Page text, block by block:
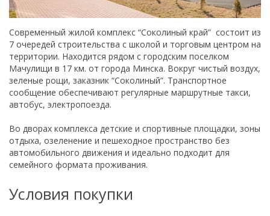
Современный жилой комплекс “Соколиный край” состоит из
7 очередей строительства с школой и торговым центром на
территории. Находится рядом с городским поселком
Мачулищи в 17 км. от города Минска. Вокруг чистый воздух,
зеленые рощи, заказник “Соколиный”. Транспортное
сообщение обеспечивают регулярные маршрутные такси,
автобус, электропоезда.
Во дворах комплекса детские и спортивные площадки, зоны
отдыха, озеленение и пешеходное пространство без
автомобильного движения и идеально подходит для
семейного формата проживания.
Условия покупки